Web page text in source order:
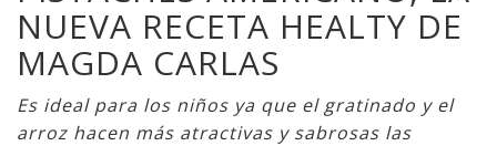
NUEVA RECETA HEALTY DE
MAGDA CARLAS
Es ideal para los niños ya que el gratinado y el
arroz hacen más atractivas y sabrosas las